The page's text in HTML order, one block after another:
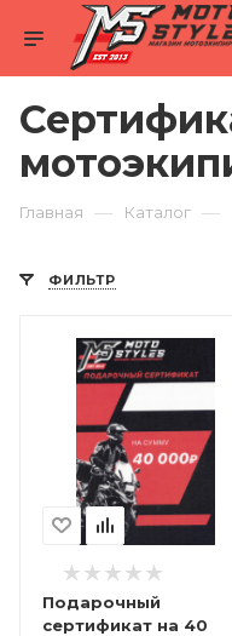
Главная — Каталог —
ФИЛЬТР
Подарочный
сертификат на 40